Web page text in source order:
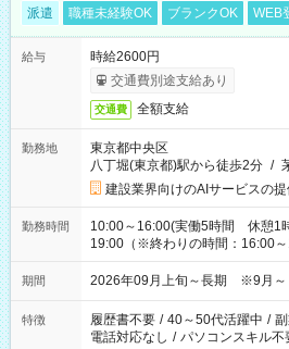
派遣 職種未経験OK ブランクOK WEB
給与
時給2600円
交通費別途支給あり
交通費 全額支給
勤務地
東京都中央区
八丁堀(東京都)駅から徒歩2分 /
建設業界向けのAIサービスの
勤務時間
10:00～16:00(実働5時間 休憩1
19:00（※終わりの時間：16:00～
期間 2026年09月上旬～長期 ※9月～
特徴 履歴書不要 / 40～50代活躍中 /
電話対応なし / パソコンスキル不